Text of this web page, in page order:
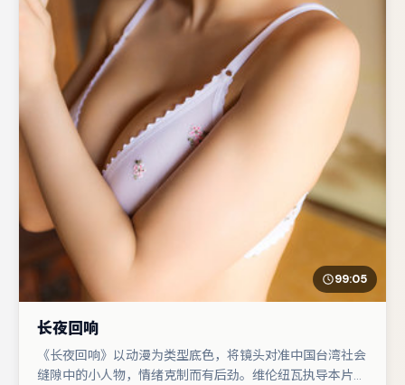
99:05
长夜回响
《长夜回响》以动漫为类型底色，将镜头对准中国台湾社会
缝隙中的小人物，情绪克制而有后劲。维伦纽瓦执导本片，